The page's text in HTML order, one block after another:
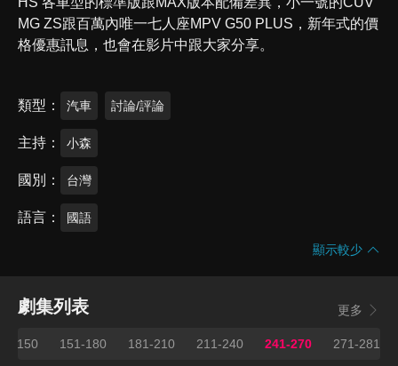
MG ZS跟百萬內唯一七人座MPV G50 PLUS，新年式的價
格優惠訊息，也會在影片中跟大家分享。
類型 汽車 討論/評論
主持 小森
國別 台灣
語言 國語
顯示較少
劇集列表 更多
150 151-180 181-210 211-240 241-270 271-281